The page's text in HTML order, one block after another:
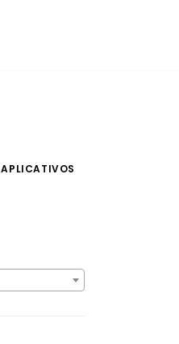
APLICATIVOS